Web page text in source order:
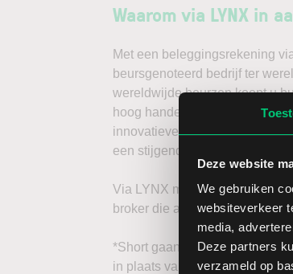
Deze website
We gebruiken
websiteverkeer
media,
Deze partners
verzameld op
Waarom via LYNX in
Met een beleggingsrekening
beursgenoteerd bedrijf ter
wereldwijde beurzen koopt u
hoog handelsvolume en een
innovatieve trading tools,
een stijgende koers door long
Via LYNX maakt u de
broker die aandelenbeleggers
*Short gaan in bijvoorbeeld het
in plaats van daalt, kunnen de